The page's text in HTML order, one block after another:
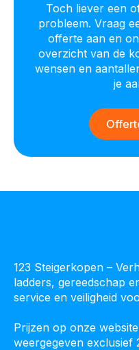
Toch liever een
probleem. Vraag
offerte aan en
overzicht van de
wensen en
je
123 Steigerkopen –
ladders, gereedschap
service en veiligheid
Prijzen op onze
weergegeven exclusief